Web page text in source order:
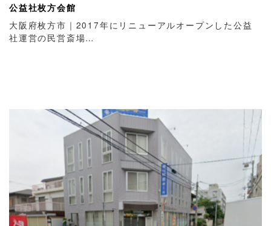
公益社枚方会館
大阪府枚方市｜2017年にリニューアルオープンした公益
社運営の民営斎場…